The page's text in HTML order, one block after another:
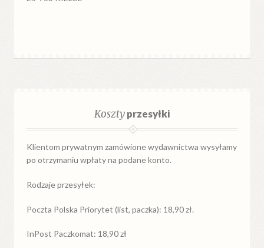
Kosztyprzesyłki
Klientom prywatnym zamówione wydawnictwa wysyłamy
po otrzymaniu wpłaty na podane konto.
Rodzaje przesyłek:
Poczta Polska Priorytet (list, paczka): 18,90 zł.
InPost Paczkomat: 18,90 zł